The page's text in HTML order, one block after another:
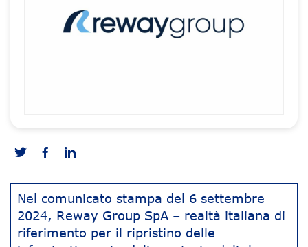
Nel comunicato stampa del 6 settembre
2024, Reway Group SpA – realtà italiana di
riferimento per il ripristino delle